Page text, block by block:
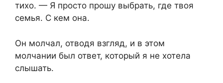
тихо. — Я просто прошу выбрать, где твоя
семья. С кем она.
Он молчал, отводя взгляд, и в этом
молчании был ответ, который я не хотела
слышать.